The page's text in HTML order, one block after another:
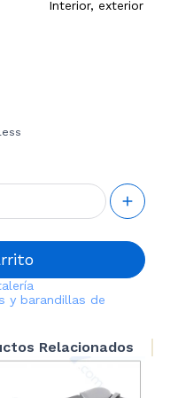
Interior, exterior
y barandillas de
Relacionados